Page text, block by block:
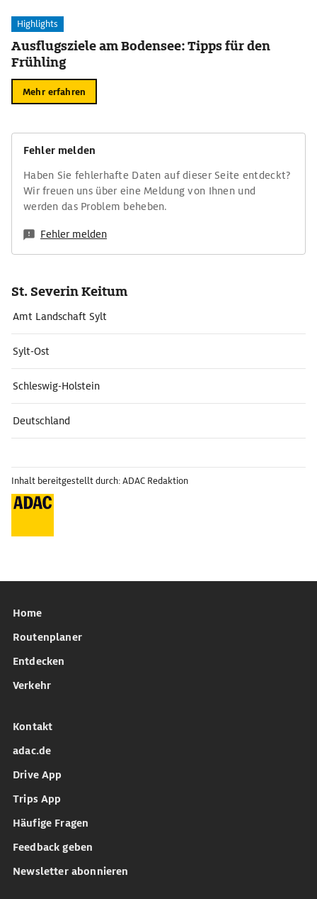
Highlights
Ausflugsziele am Bodensee: Tipps für den
Frühling
Mehr erfahren
Fehler melden
Haben Sie fehlerhafte Daten auf dieser Seite entdeckt?
Wir freuen uns über eine Meldung von Ihnen und
werden das Problem beheben.
Fehler melden
St. Severin Keitum
Amt Landschaft Sylt
Sylt-Ost
Schleswig-Holstein
Deutschland
Inhalt bereitgestellt durch: ADAC Redaktion
Home
Routenplaner
Entdecken
Verkehr
Kontakt
adac.de
Drive App
Trips App
Häufige Fragen
Feedback geben
Newsletter abonnieren